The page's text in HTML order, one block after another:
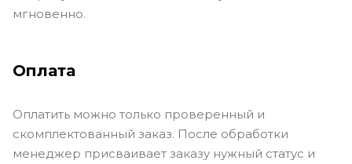
мгновенно.
Оплата
Оплатить можно только проверенный и
скомплектованный заказ. После обработки
менеджер присваивает заказу нужный статус и